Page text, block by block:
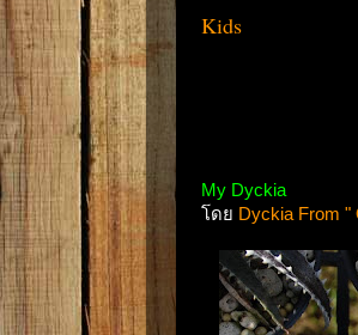
Kids
My Dyckia
โดย Dyckia From "